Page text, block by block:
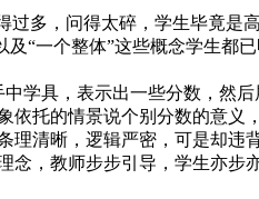
多，问得太碎，学生毕竟
“一个整体”这些概念学生
具，表示出一些分数，然
托的情景说个别分数的意
清晰，逻辑严密，可是却违
，教师步步引导，学生亦